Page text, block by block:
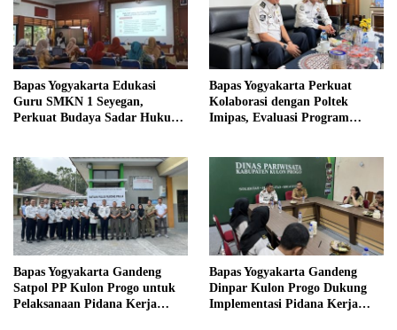
Bapas Yogyakarta Edukasi
Guru SMKN 1 Seyegan,
Perkuat Budaya Sadar Hukum
Bapas Yogyakarta Perkuat
Kolaborasi dengan Poltek
Imipas, Evaluasi Program
Bapas Yogyakarta Gandeng
Satpol PP Kulon Progo untuk
Pelaksanaan Pidana Kerja
Bapas Yogyakarta Gandeng
Dinpar Kulon Progo Dukung
Implementasi Pidana Kerja